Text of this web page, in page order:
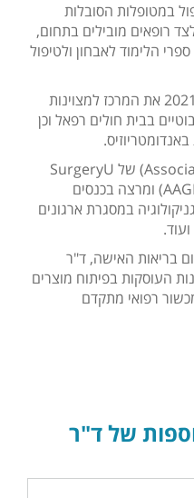
במטופלות הסובלות
רופאים מובילים בתחום,
הלימוד לאבחון ולטיפול
לאחר שחזר ארצה, הקים בשנת 2021 את המרכז למצוינות
בבית חולים רפאל וכן
כיום הוא מכהן כעורך (Associate Editor) של SurgeryU
(אחד ממגזיני הוידאו אונליין של AAGL) ומרצה בכנסים
במסגרת ארגונים
בריאות האישה, ד"ר
העוסקות בפיתוח מוצרים
רפואי מתקדם
של ד"ר